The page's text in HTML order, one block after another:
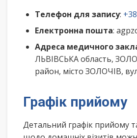
Телефон для запису:
Електронна пошта:
Адреса медичного
ЛЬВІВСЬКА область,
район, місто ЗОЛОЧІВ,
Графік прийому
Детальний графік прийому